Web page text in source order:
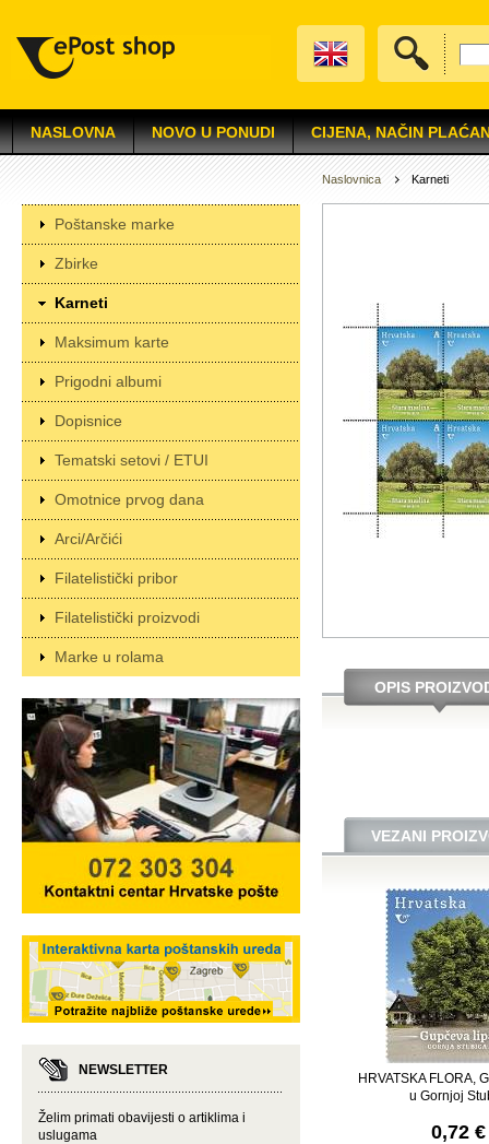
NASLOVNA NOVO U PONUDI CIJENA, NAČIN
Poštanske marke
Zbirke
Karneti
Maksimum karte
Prigodni albumi
Dopisnice
Tematski setovi / ETUI
Omotnice prvog dana
Arci/Arčići
Filatelistički pribor
Filatelistički proizvodi
Marke u rolama
NEWSLETTER
Želim primati obavijesti o artiklima i
uslugama
Naslovnica Karneti
OPIS
VEZANI
HRVATSKA FLORA,
u Gornjoj
0,72 €